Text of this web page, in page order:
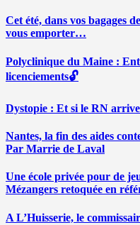
Cet été, dans vos bagages
vous emporter…
Polyclinique du Maine :
licenciements🔓
Dystopie : Et si le RN
Nantes, la fin des aides
Par Marrie de Laval
Une école privée pour de
Mézangers retoquée en
A L’Huisserie, le